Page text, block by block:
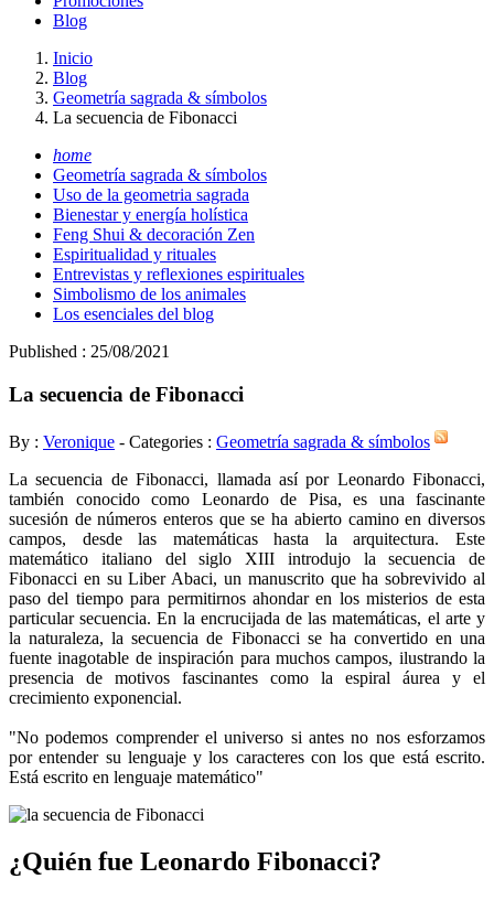
Blog
Inicio
Blog
Geometría sagrada & símbolos
La secuencia de Fibonacci
home
Geometría sagrada & símbolos
Uso de la geometria sagrada
Bienestar y energía holística
Feng Shui & decoración Zen
Espiritualidad y rituales
Entrevistas y reflexiones espirituales
Simbolismo de los animales
Los esenciales del blog
Published : 25/08/2021
La secuencia de Fibonacci
By : Veronique - Categories : Geometría sagrada & símbolos
La secuencia de Fibonacci, llamada así por Leonardo Fibonacci,
también conocido como Leonardo de Pisa, es una fascinante
sucesión de números enteros que se ha abierto camino en diversos
campos, desde las matemáticas hasta la arquitectura. Este
matemático italiano del siglo XIII introdujo la secuencia de
Fibonacci en su Liber Abaci, un manuscrito que ha sobrevivido al
paso del tiempo para permitirnos ahondar en los misterios de esta
particular secuencia. En la encrucijada de las matemáticas, el arte y
la naturaleza, la secuencia de Fibonacci se ha convertido en una
fuente inagotable de inspiración para muchos campos, ilustrando la
presencia de motivos fascinantes como la espiral áurea y el
crecimiento exponencial.
"No podemos comprender el universo si antes no nos esforzamos
por entender su lenguaje y los caracteres con los que está escrito.
Está escrito en lenguaje matemático"
¿Quién fue Leonardo Fibonacci?